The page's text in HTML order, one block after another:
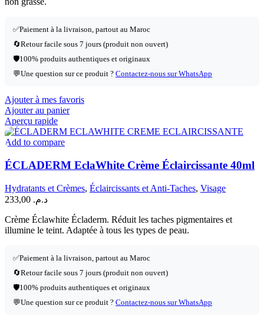
✅Paiement à la livraison, partout au Maroc
🔄Retour facile sous 7 jours (produit non ouvert)
🛡️100% produits authentiques et originaux
💬Une question sur ce produit ? Contactez-nous sur WhatsApp
Ajouter à mes favoris
Ajouter au panier
Aperçu rapide
Add to compare
ÉCLADERM EclaWhite Crème Éclaircissante 40ml
Hydratants et Crèmes, Éclaircissants et Anti-Taches, Visage
د.م.
Crème Éclawhite Écladerm. Réduit les taches pigmentaires et
illumine le teint. Adaptée à tous les types de peau.
✅Paiement à la livraison, partout au Maroc
🔄Retour facile sous 7 jours (produit non ouvert)
🛡️100% produits authentiques et originaux
💬Une question sur ce produit ? Contactez-nous sur WhatsApp